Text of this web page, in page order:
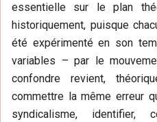
essentielle sur le plan
historiquement, puisque
été expérimenté en son
variables – par le
confondre revient,
commettre la même erreur
syndicalisme,